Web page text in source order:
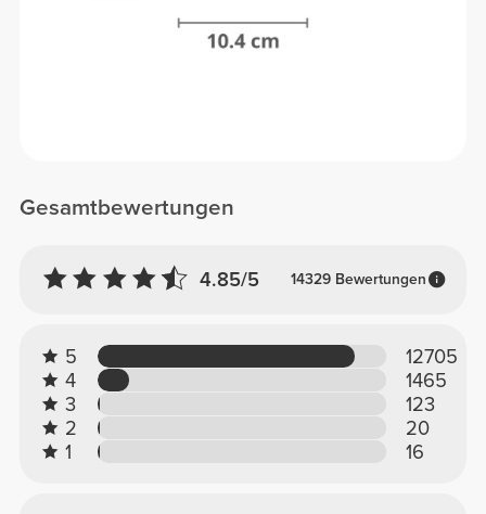
Gesamtbewertungen
4.85/5 14329 Bewertungen
5
12705
4
1465
3
123
2
20
1
16